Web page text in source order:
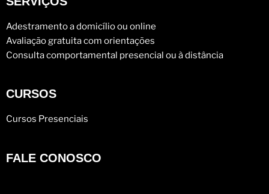
Adestramento a domicílio ou online
Avaliação gratuita com orientações
Consulta comportamental presencial ou à distância
CURSOS
Cursos Presenciais
FALE CONOSCO